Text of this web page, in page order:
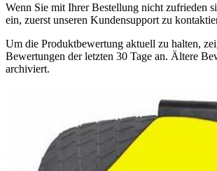
Wenn Sie mit Ihrer Bestellung nicht zufrieden
ein, zuerst unseren Kundensupport zu
Um die Produktbewertung aktuell zu halten,
Bewertungen der letzten 30 Tage an. Ältere
archiviert.